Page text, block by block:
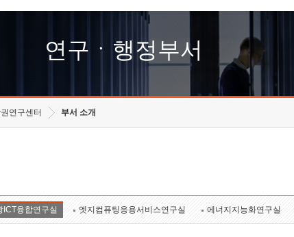
고객의소리
수의계약 현황
연구ㆍ행정부서
연구센터 부서 소개
ICT융합연구실 엣지컴퓨팅응용서비스연구실 에너지지능화연구실